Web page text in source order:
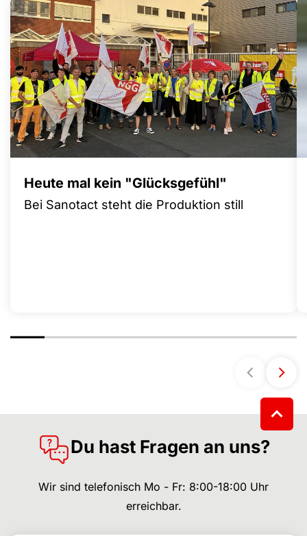
Heute mal kein "Glücksgefühl"
Bei Sanotact steht die Produktion still
Du hast Fragen an uns?
Wir sind telefonisch Mo - Fr: 8:00-18:00 Uhr
erreichbar.